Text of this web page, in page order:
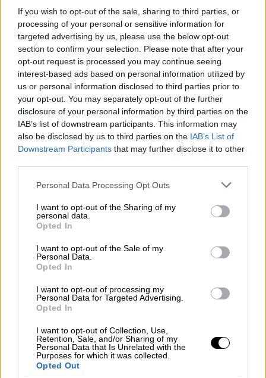
If you wish to opt-out of the sale, sharing to third parties, or
processing of your personal or sensitive information for
targeted advertising by us, please use the below opt-out
section to confirm your selection. Please note that after your
opt-out request is processed you may continue seeing
interest-based ads based on personal information utilized by
us or personal information disclosed to third parties prior to
your opt-out. You may separately opt-out of the further
disclosure of your personal information by third parties on the
IAB’s list of downstream participants. This information may
also be disclosed by us to third parties on the IAB’s List of
Downstream Participants that may further disclose it to other
Please note that this website/app uses one or more Google
not limited to your visit or usage behaviour. You may click to
grant or deny consent to Google and its third-party tags to
use your data for below specified purposes in below Google
consent section.
Personal Data Processing Opt Outs
I want to opt-out of the Sharing of my
personal data.
Opted In
I want to opt-out of the Sale of my
Personal Data.
Opted In
I want to opt-out of processing my
Personal Data for Targeted Advertising.
Opted In
I want to opt-out of Collection, Use,
Retention, Sale, and/or Sharing of my
Personal Data that Is Unrelated with the
Purposes for which it was collected.
Opted Out
από 350 ράμματα στο πρόσωπο» (vid)
Ο Iron Mike αποκάλυψε, μεταξύ άλλων, πως
για πρώτη φορά ξενύχτησε, όταν ήταν 28
ετών
Lifestyle|21.03.2019 20:53
Ο Γιώργος Καπουτζίδης σε ρόλο αθλητή!
(pic)
Η ανάρτηση του ηθοποιού στο Instagram